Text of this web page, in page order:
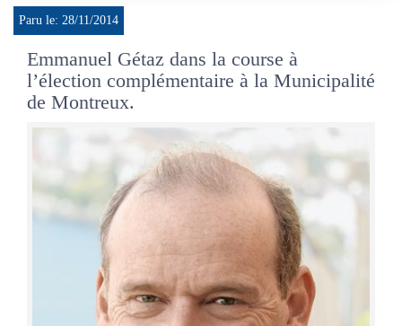
Paru le: 28/11/2014
Emmanuel Gétaz dans la course à
l’élection complémentaire à la Municipalité
de Montreux.